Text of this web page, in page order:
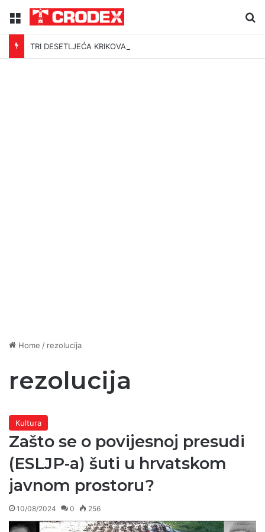
Menu
TRI DESETLJEĆA KRIKOVA OČAJNIKA
Home / rezolucija
rezolucija
Kultura
Zašto se o povijesnoj presudi
(ESLJP-a) šuti u hrvatskom
javnom prostoru?
10/08/2024 0 256